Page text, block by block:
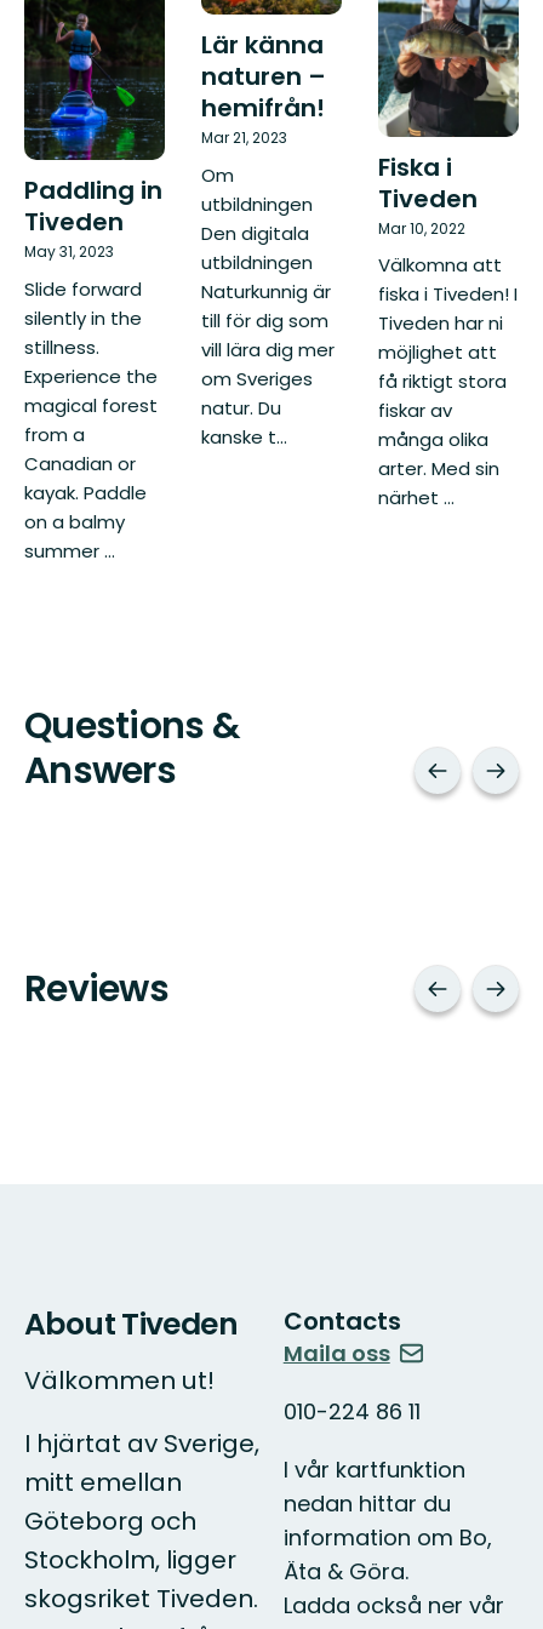
Paddling in
Tiveden
May 31, 2023
Slide forward
silently in the
stillness.
Experience the
magical forest
from a
Canadian or
kayak. Paddle
on a balmy
summer ...
Lär känna
naturen –
hemifrån!
Mar 21, 2023
Om
utbildningen
Den digitala
utbildningen
Naturkunnig är
till för dig som
vill lära dig mer
om Sveriges
natur. Du
kanske t...
Fiska i
Tiveden
Mar 10, 2022
Välkomna att
fiska i Tiveden! I
Tiveden har ni
möjlighet att
få riktigt stora
fiskar av
många olika
arter. Med sin
närhet ...
Questions &
Answers
Reviews
About Tiveden
Välkommen ut!
I hjärtat av Sverige,
mitt emellan
Göteborg och
Stockholm, ligger
skogsriket Tiveden.
Contacts
Maila oss
010-224 86 11
I vår kartfunktion
nedan hittar du
information om Bo,
Äta & Göra.
Ladda också ner vår